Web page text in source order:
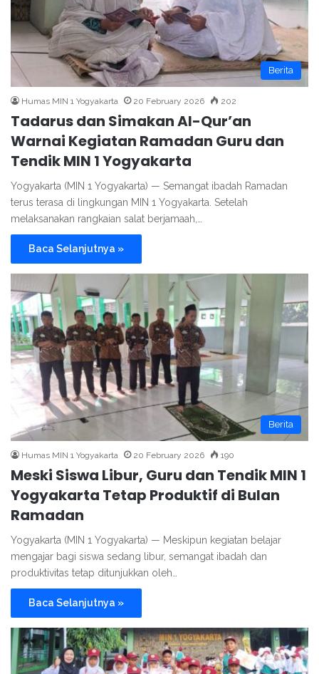
Berita
Humas MIN 1 Yogyakarta 20 February 2026 202
Tadarus dan Simakan Al-Qur’an
Warnai Kegiatan Ramadan Guru dan
Tendik MIN 1 Yogyakarta
Yogyakarta (MIN 1 Yogyakarta) — Semangat ibadah Ramadan
terus terasa di lingkungan MIN 1 Yogyakarta. Setelah
melaksanakan rangkaian salat berjamaah,…
Baca Selanjutnya »
Berita
Humas MIN 1 Yogyakarta 20 February 2026 190
Meski Siswa Libur, Guru dan Tendik MIN 1
Yogyakarta Tetap Produktif di Bulan
Ramadan
Yogyakarta (MIN 1 Yogyakarta) — Meskipun kegiatan belajar
mengajar bagi siswa sedang libur, semangat ibadah dan
produktivitas tetap ditunjukkan oleh…
Baca Selanjutnya »